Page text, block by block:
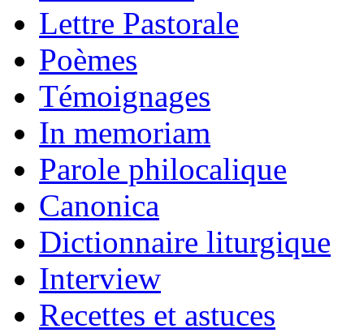
Lettre Pastorale
Poèmes
Témoignages
In memoriam
Parole philocalique
Canonica
Dictionnaire liturgique
Interview
Recettes et astuces